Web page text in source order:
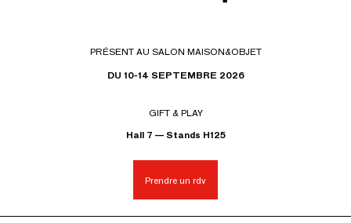
PRÉSENT AU SALON MAISON&OBJET
DU 10-14 SEPTEMBRE 2026
GIFT & PLAY
Hall 7 — Stands H125
Prendre un rdv